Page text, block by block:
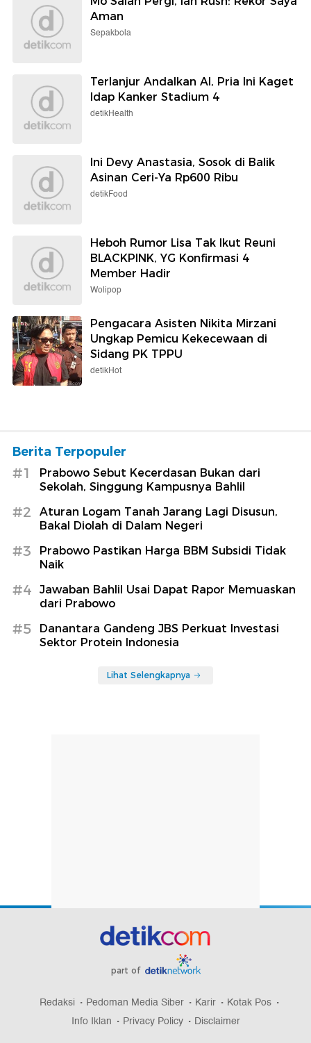
Aman
Sepakbola
Terlanjur Andalkan AI, Pria Ini Kaget
Idap Kanker Stadium 4
detikHealth
Ini Devy Anastasia, Sosok di Balik
Asinan Ceri-Ya Rp600 Ribu
detikFood
Heboh Rumor Lisa Tak Ikut Reuni
BLACKPINK, YG Konfirmasi 4
Member Hadir
Wolipop
Pengacara Asisten Nikita Mirzani
Ungkap Pemicu Kekecewaan di
Sidang PK TPPU
detikHot
Berita Terpopuler
#1
Prabowo Sebut Kecerdasan Bukan dari
Sekolah, Singgung Kampusnya Bahlil
#2
Aturan Logam Tanah Jarang Lagi Disusun,
Bakal Diolah di Dalam Negeri
#3
Prabowo Pastikan Harga BBM Subsidi Tidak
Naik
#4
Jawaban Bahlil Usai Dapat Rapor Memuaskan
dari Prabowo
#5
Danantara Gandeng JBS Perkuat Investasi
Sektor Protein Indonesia
Lihat Selengkapnya
part of
Redaksi Pedoman Media Siber Karir
Kotak Pos
Info Iklan
Privacy Policy Disclaimer